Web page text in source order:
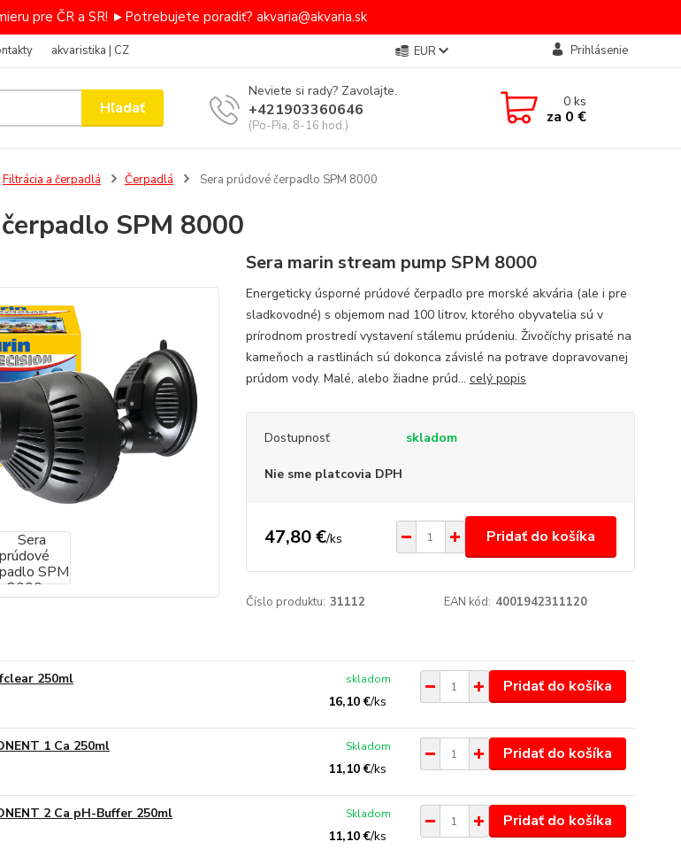
pre ČR a SR! ►Potrebujete poradiť? akvaria@akvaria.sk
akvaristika | CZ EUR Prihlásenie
Hľadať
Neviete si rady? Zavolajte.
+421903360646
(Po-Pia, 8-16 hod.)
0ks
za 0 €
Filtrácia a čerpadlá Čerpadlá Sera prúdové čerpadlo SPM 8000
SPM 8000
Sera marin stream pump SPM 8000
Energeticky úsporné prúdové čerpadlo pre morské akvária (ale i pre
sladkovodné) s objemom nad 100 litrov, ktorého obyvatelia sú v
prírodnom prostredí vystavení stálemu prúdeniu. Živočíchy prisaté na
kameňoch a rastlinách sú dokonca závislé na potrave dopravovanej
prúdom vody. Malé, alebo žiadne prúd... celý popis
Dostupnosť skladom
Nie sme platcovia DPH
47,80 €/ks Pridať do košíka
Číslo produktu: 31112 EAN kód: 4001942311120
250ml
16,10 €/ks
skladom Pridať do košíka
1 Ca 250ml
11,10 €/ks
Skladom Pridať do košíka
2 Ca pH-Buffer 250ml
11,10 €/ks
Skladom Pridať do košíka